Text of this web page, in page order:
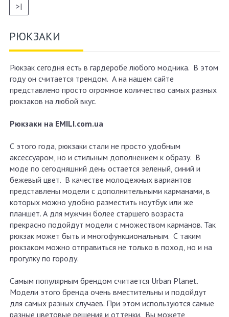
>|
РЮКЗАКИ
Рюкзак сегодня есть в гардеробе любого модника. В этом
году он считается трендом. А на нашем сайте
представлено просто огромное количество самых разных
рюкзаков на любой вкус.
Рюкзаки на EMILI.com.ua
С этого года, рюкзаки стали не просто удобным
аксессуаром, но и стильным дополнением к образу. В
моде по сегодняшний день остается зеленый, синий и
бежевый цвет. В качестве молодежных вариантов
представлены модели с дополнительными карманами, в
которых можно удобно разместить ноутбук или же
планшет. А для мужчин более старшего возраста
прекрасно подойдут модели с множеством карманов. Так
рюкзак может быть и многофункциональным. С таким
рюкзаком можно отправиться не только в поход, но и на
прогулку по городу.
Самым популярным брендом считается Urban Planet.
Модели этого бренда очень вместительны и подойдут
для самых разных случаев. При этом используются самые
разные цветовые решения и оттенки. Вы можете